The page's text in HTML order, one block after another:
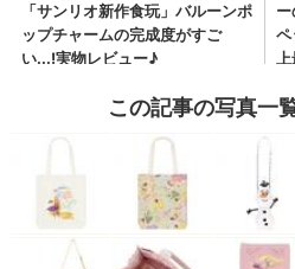
この記事の写真一